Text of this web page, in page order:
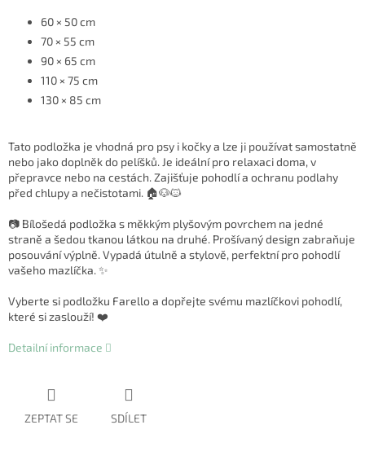
60 × 50 cm
70 × 55 cm
90 × 65 cm
110 × 75 cm
130 × 85 cm
Tato podložka je vhodná pro psy i kočky a lze ji používat samostatně
nebo jako doplněk do pelíšků. Je ideální pro relaxaci doma, v
přepravce nebo na cestách. Zajišťuje pohodlí a ochranu podlahy
před chlupy a nečistotami. 🏠🐶🐱
📷 Bílošedá podložka s měkkým plyšovým povrchem na jedné
straně a šedou tkanou látkou na druhé. Prošívaný design zabraňuje
posouvání výplně. Vypadá útulně a stylově, perfektní pro pohodlí
vašeho mazlíčka. ✨
Vyberte si podložku Farello a dopřejte svému mazlíčkovi pohodlí,
které si zaslouží! ❤️
Detailní informace
ZEPTAT SE SDÍLET